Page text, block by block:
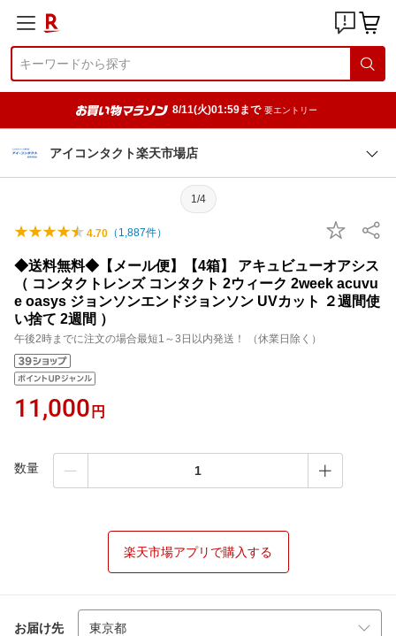
8/11(火)01:59まで 要エントリー
アイコンタクト楽天市場店
1/4
4.70 （ 1,887件）
◆送料無料◆【メール便】【4箱】 アキュビューオアシス
（ コンタクトレンズ コンタクト 2ウィーク 2week acuvu
e oasys ジョンソンエンドジョンソン UVカット ２週間使
い捨て 2週間 ）
午後2時までに注文の場合最短1～3日以内発送！ （休業日除く）
11,000 円
数量
楽天市場アプリで購入する
お届け先